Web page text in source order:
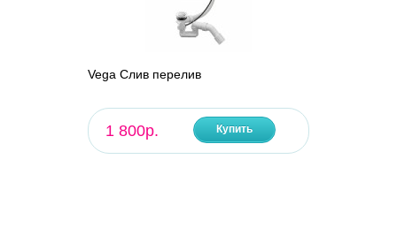
Vega Слив перелив
1 800р. Купить